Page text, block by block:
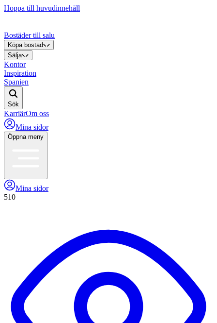
Hoppa till huvudinnehåll
Bostäder till salu
Köpa bostad
Sälja
Kontor
Inspiration
Spanien
Sök
KarriärOm oss
Mina sidor
Öppna meny
Mina sidor
510